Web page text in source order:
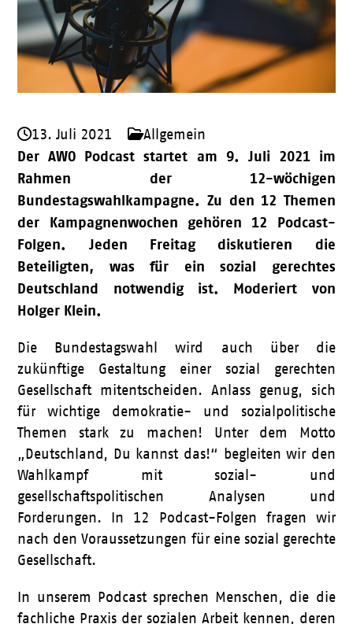
13. Juli 2021 Allgemein
Der AWO Podcast startet am 9. Juli 2021 im
Rahmen der 12-wöchigen
Bundestagswahlkampagne. Zu den 12 Themen
der Kampagnenwochen gehören 12 Podcast-
Folgen. Jeden Freitag diskutieren die
Beteiligten, was für ein sozial gerechtes
Deutschland notwendig ist. Moderiert von
Holger Klein.
Die Bundestagswahl wird auch über die
zukünftige Gestaltung einer sozial gerechten
Gesellschaft mitentscheiden. Anlass genug, sich
für wichtige demokratie- und sozialpolitische
Themen stark zu machen! Unter dem Motto
„Deutschland, Du kannst das!“ begleiten wir den
Wahlkampf mit sozial- und
gesellschaftspolitischen Analysen und
Forderungen. In 12 Podcast-Folgen fragen wir
nach den Voraussetzungen für eine sozial gerechte
Gesellschaft.
In unserem Podcast sprechen Menschen, die die
fachliche Praxis der sozialen Arbeit kennen, deren